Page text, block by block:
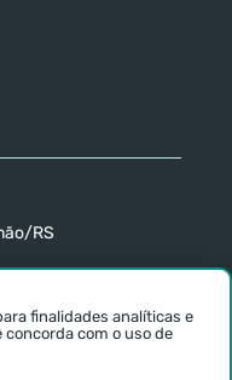
RS
reservados.
finalidades analíticas e
com o uso de